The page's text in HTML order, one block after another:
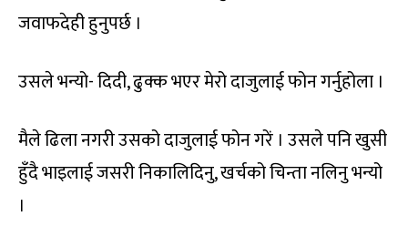
जवाफदेही हुनुपर्छ ।
उसले भन्यो- दिदी, ढुक्क भएर मेरो दाजुलाई फोन गर्नुहोला ।
मैले ढिला नगरी उसको दाजुलाई फोन गरें । उसले पनि खुसी
हुँदै भाइलाई जसरी निकालिदिनु, खर्चको चिन्ता नलिनु भन्यो
।